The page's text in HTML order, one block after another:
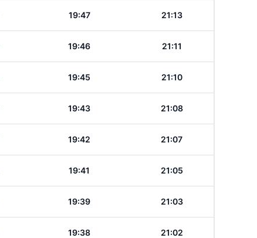
19:47 21:13
19:46 21:11
19:45 21:10
19:43 21:08
19:42 21:07
19:41 21:05
19:39 21:03
19:38 21:02